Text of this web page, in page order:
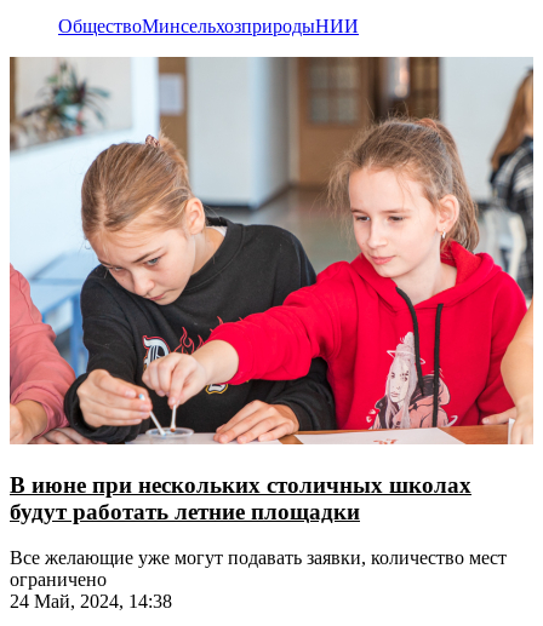
ОбществоМинсельхозприродыНИИ
В июне при нескольких столичных школах
будут работать летние площадки
Все желающие уже могут подавать заявки, количество мест
ограничено
24 Май, 2024, 14:38